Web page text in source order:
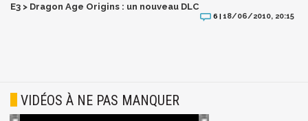
E3 > Dragon Age Origins : un nouveau DLC
6 |18/06/2010, 20:15
VIDÉOS À NE PAS MANQUER